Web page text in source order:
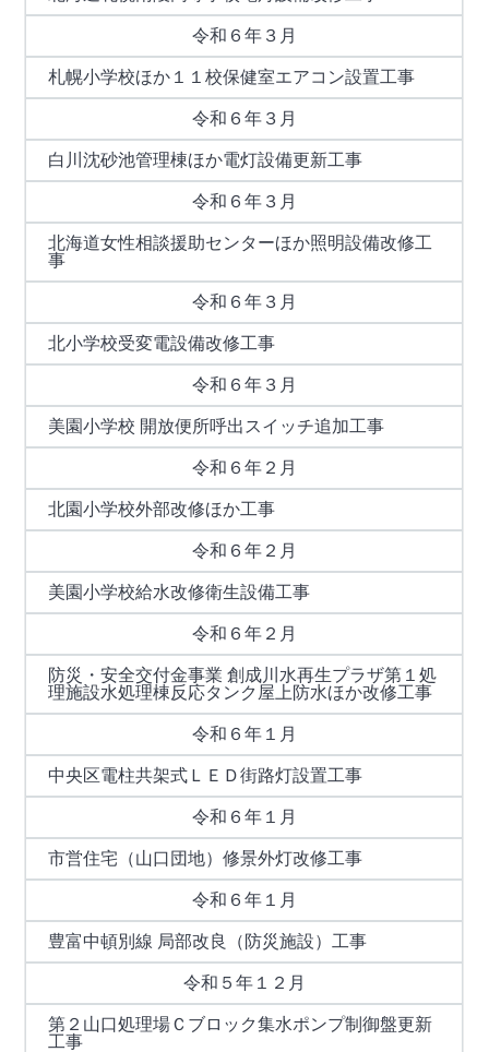
令和６年３月
札幌小学校ほか１１校保健室エアコン設置工事
令和６年３月
白川沈砂池管理棟ほか電灯設備更新工事
令和６年３月
北海道女性相談援助センターほか照明設備改修工
事
令和６年３月
北小学校受変電設備改修工事
令和６年３月
美園小学校 開放便所呼出スイッチ追加工事
令和６年２月
北園小学校外部改修ほか工事
令和６年２月
美園小学校給水改修衛生設備工事
令和６年２月
防災・安全交付金事業 創成川水再生プラザ第１処
理施設水処理棟反応タンク屋上防水ほか改修工事
令和６年１月
中央区電柱共架式ＬＥＤ街路灯設置工事
令和６年１月
市営住宅（山口団地）修景外灯改修工事
令和６年１月
豊富中頓別線 局部改良（防災施設）工事
令和５年１２月
第２山口処理場Ｃブロック集水ポンプ制御盤更新
工事